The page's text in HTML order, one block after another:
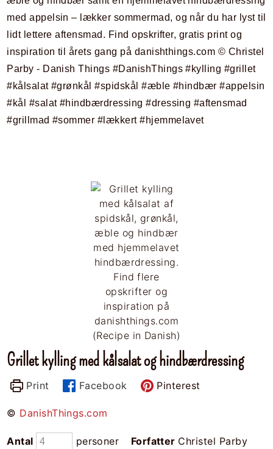
Grillet kylling med kålsalat og hindbærdressing
Print Facebook Pinterest
© DanishThings.com
Antal personer Forfatter Christel Parby